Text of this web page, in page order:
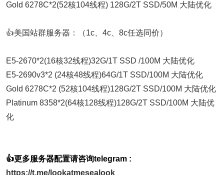
Gold 6278C*2(52核104线程) 128G/2T SSD/50M 大陆优化
👍美国站群服务器：（1c、4c、8c任选同价）
E5-2670*2(16核32线程)32G/1T SSD /100M 大陆优化
E5-2690v3*2 (24核48线程)64G/1T SSD/100M 大陆优化
Gold 6278C*2 (52核104线程)128G/2T SSD/100M 大陆优化
Platinum 8358*2(64核128线程)128G/2T SSD/100M 大陆优
化
👍更多服务器配置请咨询telegram :
https://t.me/lookatmesealook